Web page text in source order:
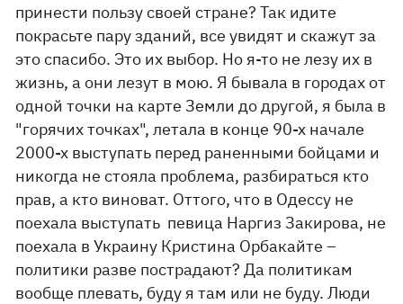
принести пользу своей стране? Так идите
покрасьте пару зданий, все увидят и скажут за
это спасибо. Это их выбор. Но я-то не лезу их в
жизнь, а они лезут в мою. Я бывала в городах от
одной точки на карте Земли до другой, я была в
"горячих точках", летала в конце 90-х начале
2000-х выступать перед раненными бойцами и
никогда не стояла проблема, разбираться кто
прав, а кто виноват. Оттого, что в Одессу не
поехала выступать певица Наргиз Закирова, не
поехала в Украину Кристина Орбакайте –
политики разве пострадают? Да политикам
вообще плевать, буду я там или не буду. Люди